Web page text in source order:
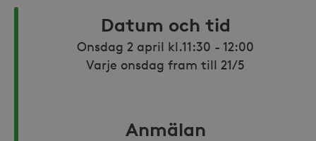
Datum och tid
Onsdag 2 april kl.11:30 - 12:00
Varje onsdag fram till 21/5
Anmälan